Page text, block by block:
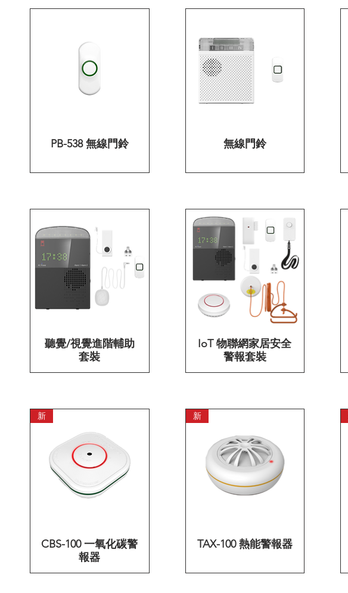
快速瀏覽
PB-538 無線門鈴 快速瀏覽
無線門鈴
快速瀏覽
聽覺/視覺進階輔助
套裝
快速瀏覽
IoT 物聯網家居安全
警報套裝
快速瀏覽
新
CBS-100 一氧化碳警
報器
快速瀏覽
新
TAX-100 熱能警報器